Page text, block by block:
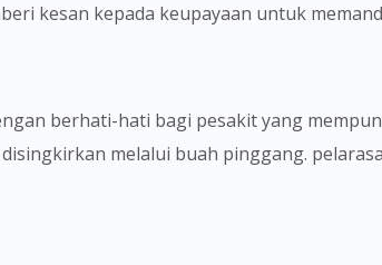
kesan kepada keupayaan untuk
berhati-hati bagi pesakit yang
melalui buah pinggang.